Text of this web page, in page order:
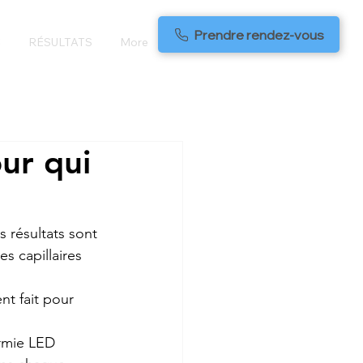
Prendre rendez-vous
RÉSULTATS More
qui
résultats sont
capillaires
fait pour
LED